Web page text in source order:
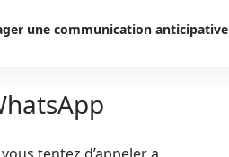
une communication anticipative